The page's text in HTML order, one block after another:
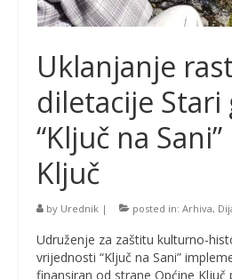
Uklanjanje
diletacije Stari
“Ključ na
Ključ
by Urednik | posted in: Arhiva,
Udruženje za zaštitu kulturno-
vrijednosti “Ključ na Sani”
finansiran od strane Općine Ključ